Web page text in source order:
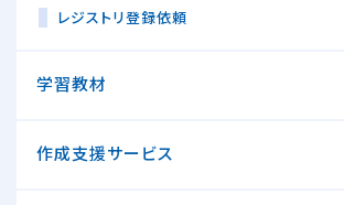
レジストリ登録依頼
学習教材
作成支援サービス